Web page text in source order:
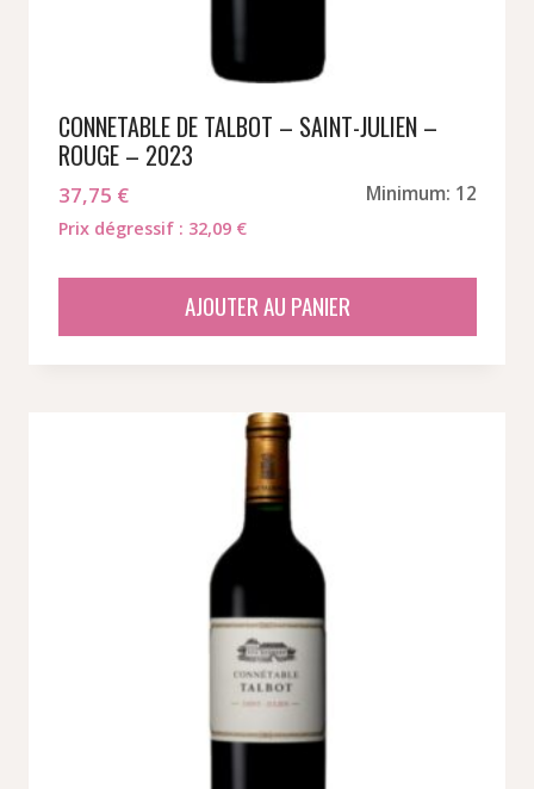
CONNETABLE DE TALBOT – SAINT-JULIEN –
ROUGE – 2023
37,75 € Minimum: 12
Prix dégressif : 32,09 €
AJOUTER AU PANIER